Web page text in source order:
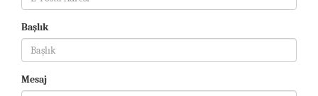
Başlık
Mesaj